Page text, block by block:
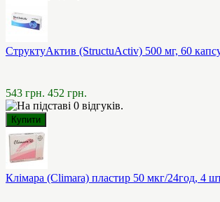
СтруктуАктив (StructuActiv) 500 мг, 60
543 грн. 452 грн.
Клімара (Climara) пластир 50 мкг/24год, 4